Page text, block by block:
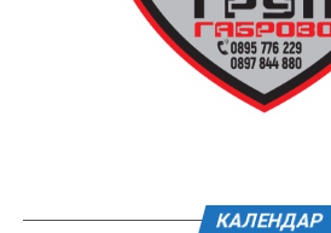
КАЛЕНДАР